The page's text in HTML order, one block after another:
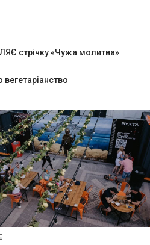
стрічку «Чужа молитва»
вегетаріанство